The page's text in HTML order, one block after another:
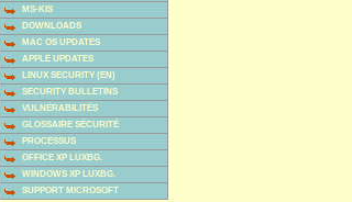
MS-KIS
DOWNLOADS
MAC OS UPDATES
APPLE UPDATES
LINUX SECURITY (EN)
SECURITY BULLETINS
VULNÉRABILITÉS
GLOSSAIRE SÉCURITÉ
PROCESSUS
OFFICE XP LUXBG.
WINDOWS XP LUXBG.
SUPPORT MICROSOFT